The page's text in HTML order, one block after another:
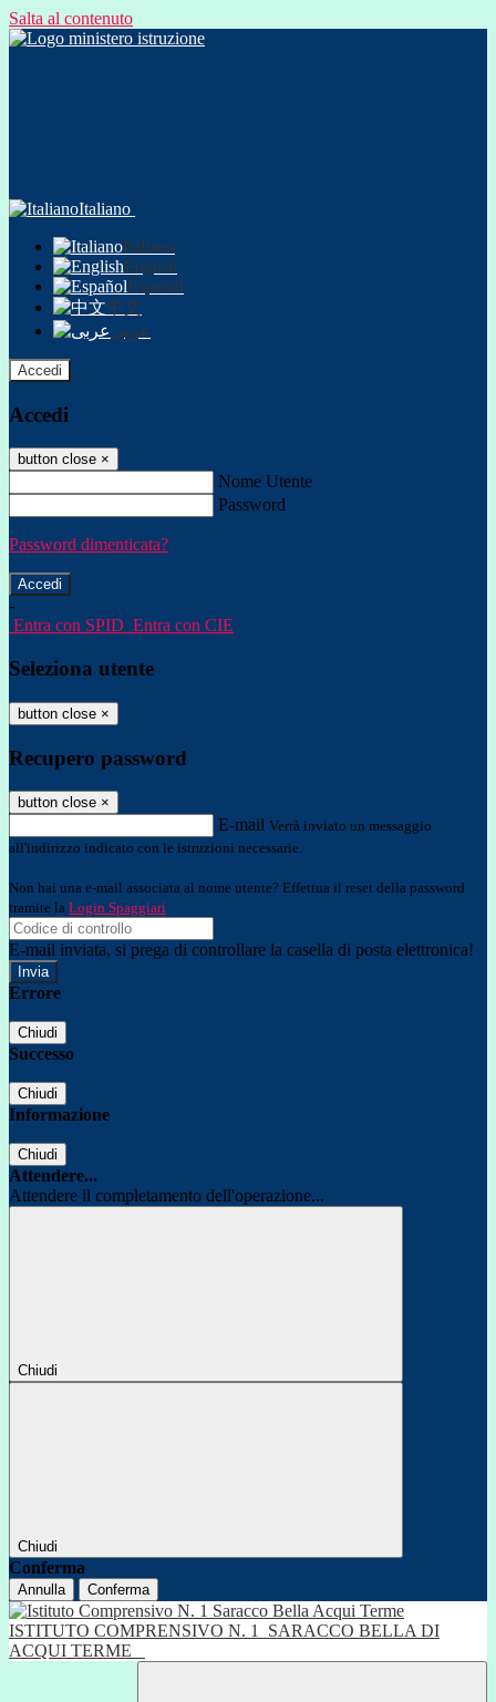
Salta al contenuto
Italiano
Italiano
English
Español
中文
عربى
Accedi
Accedi
button close ×
Nome Utente
Password
Password dimenticata?
-
Entra con SPID Entra con CIE
Seleziona utente
button close ×
Recupero password
button close ×
E-mail Verrà inviato un messaggio
all'indirizzo indicato con le istruzioni necessarie.
Non hai una e-mail associata al nome utente? Effettua il reset della password
tramite la Login Spaggiari
E-mail inviata, si prega di controllare la casella di posta elettronica!
Errore
Chiudi
Successo
Chiudi
Informazione
Chiudi
Attendere...
Attendere il completamento dell'operazione...
Chiudi
Chiudi
Conferma
Annulla Conferma
ISTITUTO COMPRENSIVO N. 1
SARACCO BELLA DI
ACQUI TERME